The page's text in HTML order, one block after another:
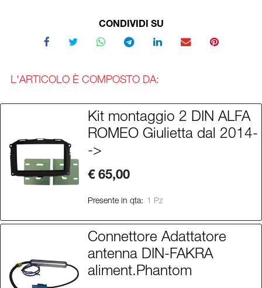
CONDIVIDI SU
L'ARTICOLO È COMPOSTO DA:
Kit montaggio 2 DIN ALFA
ROMEO Giulietta dal 2014-
->
€ 65,00
Presente in qta: 1 Pz
Connettore Adattatore
antenna DIN-FAKRA
aliment.Phantom